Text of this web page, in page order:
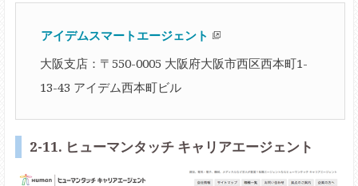
アイデムスマートエージェント
大阪支店：〒550-0005 大阪府大阪市西区西本町1-
13-43 アイデム西本町ビル
2-11. ヒューマンタッチ キャリアエージェント